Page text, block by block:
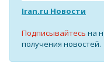
Iran.ru Новости
Подписывайтесь на
получения новостей.